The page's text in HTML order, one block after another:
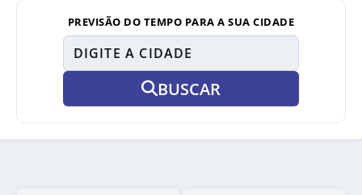
PREVISÃO DO TEMPO PARA A SUA CIDADE
BUSCAR